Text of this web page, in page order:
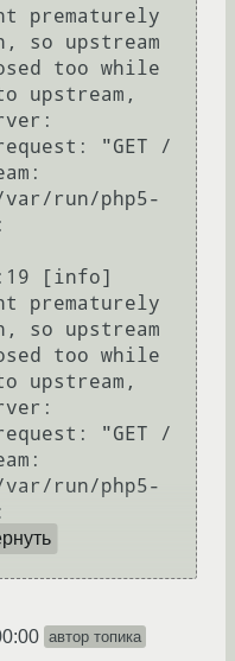
prematurely
so upstream
too while
upstream,
"GET /
run/php5-
[info]
prematurely
so upstream
too while
upstream,
"GET /
run/php5-
автор топика